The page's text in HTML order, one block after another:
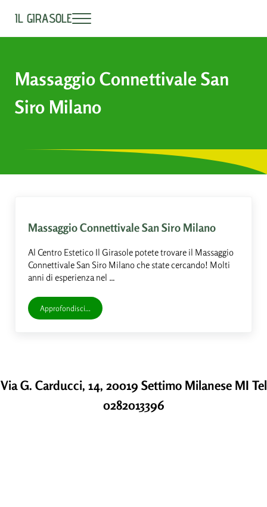
IL GIRASOLE
Centro Estetico - Benessere Milano
Menu
Massaggio Connettivale San
Siro Milano
Massaggio Connettivale San Siro Milano
Al Centro Estetico Il Girasole potete trovare il Massaggio
Connettivale San Siro Milano che state cercando! Molti
anni di esperienza nel …
Approfondisci...Massaggio Connettivale San Siro Milano
Via G. Carducci, 14, 20019 Settimo Milanese MI Tel
0282013396